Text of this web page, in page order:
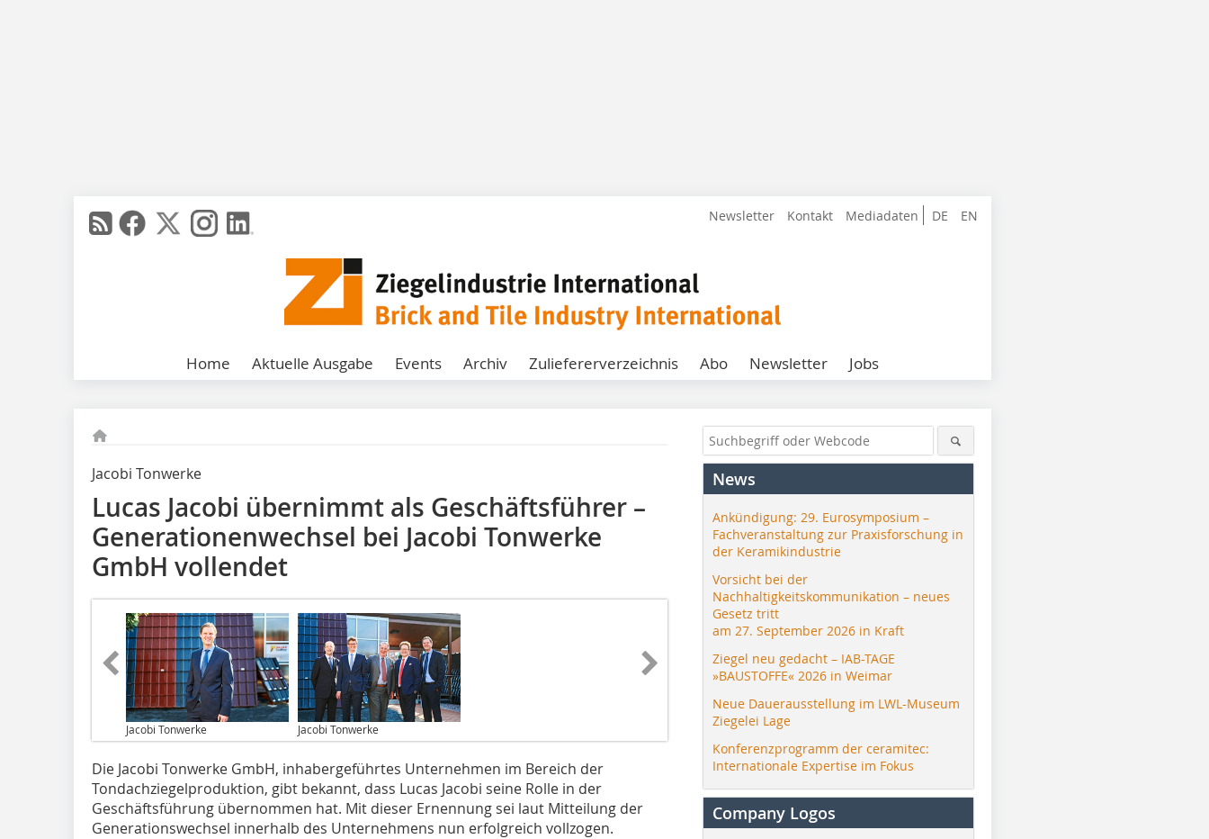
DE EN
Newsletter Kontakt Mediadaten
Home Aktuelle Ausgabe Events Archiv Zuliefererverzeichnis Abo Newsletter Jobs
Jacobi Tonwerke
Lucas Jacobi übernimmt als Geschäftsführer –
Generationenwechsel bei Jacobi Tonwerke
GmbH vollendet
Jacobi Tonwerke Jacobi Tonwerke
Die Jacobi Tonwerke GmbH, inhabergeführtes Unternehmen im Bereich der
Tondachziegelproduktion, gibt bekannt, dass Lucas Jacobi seine Rolle in der
Geschäftsführung übernommen hat. Mit dieser Ernennung sei laut Mitteilung der
Generationswechsel innerhalb des Unternehmens nun erfolgreich vollzogen.
News
Ankündigung: 29. Eurosymposium –
Fachveranstaltung zur Praxisforschung in
der Keramikindustrie
Vorsicht bei der
Nachhaltigkeitskommunikation – neues
Gesetz tritt
am 27. September 2026 in Kraft
Ziegel neu gedacht – IAB-TAGE
»BAUSTOFFE« 2026 in Weimar
Neue Dauerausstellung im LWL-Museum
Ziegelei Lage
Konferenzprogramm der ceramitec:
Internationale Expertise im Fokus
Company Logos